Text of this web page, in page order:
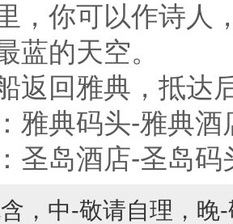
，你可以作诗人
蓝的天空。
返回雅典，抵达
雅典码头-雅典酒
圣岛酒店-圣岛码
，中-敬请自理，晚